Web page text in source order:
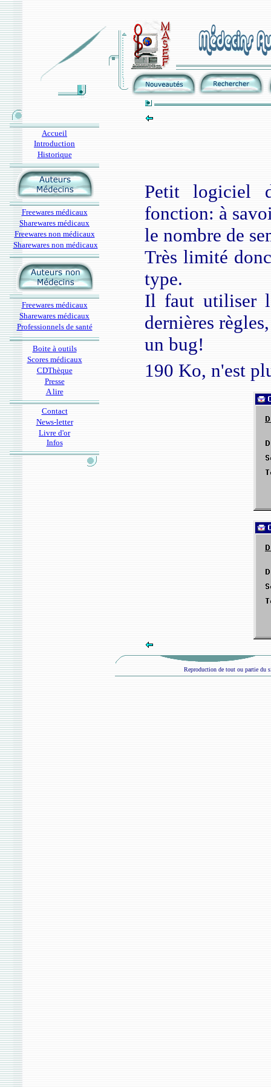
Accueil
Introduction
Historique
Freewares médicaux
Sharewares médicaux
Freewares non médicaux
Sharewares non médicaux
Freewares médicaux
Sharewares médicaux
Professionnels de santé
Boite à outils
Scores médicaux
CDThèque
Presse
A lire
Contact
News-letter
Livre d'or
Infos
Petit logiciel
fonction: à
le nombre de
Très limité
type.
Il faut utiliser
dernières
un bug!
190 Ko, n'est
Reproduction de tout ou partie du